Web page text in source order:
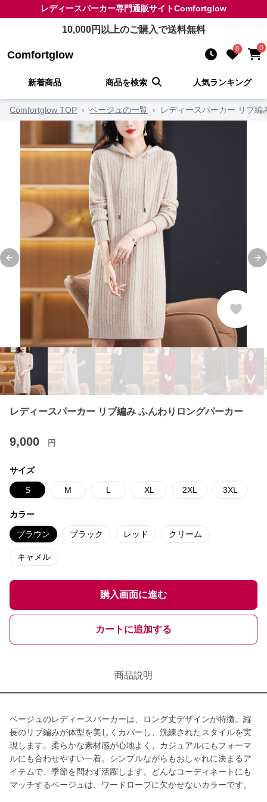
レディースパーカー専門通販サイトComfortglow
10,000円以上のご購入で送料無料
Comfortglow 0 0
新着商品 商品を検索 人気ランキング
Comfortglow TOP › ベージュの一覧 › レディースパーカー リブ
Previous slide
レディースパーカー リブ編み ふんわりロングパーカー
9,000 円
サイズ
S M L XL 2XL 3XL
カラー
ブラウン ブラック レッド クリーム
キャメル
購入画面に進む
カートに追加する
商品説明
ベージュのレディースパーカーは、ロング丈デザインが特徴。縦
長のリブ編みが体型を美しくカバーし、洗練されたスタイルを実
現します。柔らかな素材感が心地よく、カジュアルにもフォーマ
ルにも合わせやすい一着。シンプルながらもおしゃれに決まるア
イテムで、季節を問わず活躍します。どんなコーディネートにも
マッチするベージュは、ワードローブに欠かせないカラーです。